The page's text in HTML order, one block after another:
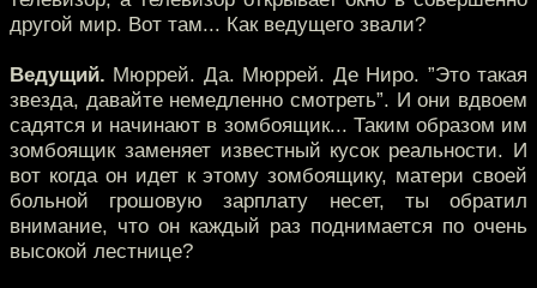
другой мир. Вот там... Как ведущего звали?
Ведущий. Мюррей. Да. Мюррей. Де Ниро. ”Это такая
звезда, давайте немедленно смотреть”. И они вдвоем
садятся и начинают в зомбоящик... Таким образом им
зомбоящик заменяет известный кусок реальности. И
вот когда он идет к этому зомбоящику, матери своей
больной грошовую зарплату несет, ты обратил
внимание, что он каждый раз поднимается по очень
высокой лестнице?